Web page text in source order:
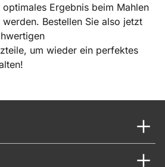
Ergebnis beim Mahlen
Bestellen Sie also jetzt
um wieder ein perfektes